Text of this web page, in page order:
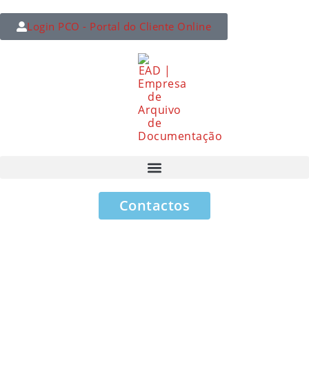
Login PCO - Portal do Cliente Online
Contactos